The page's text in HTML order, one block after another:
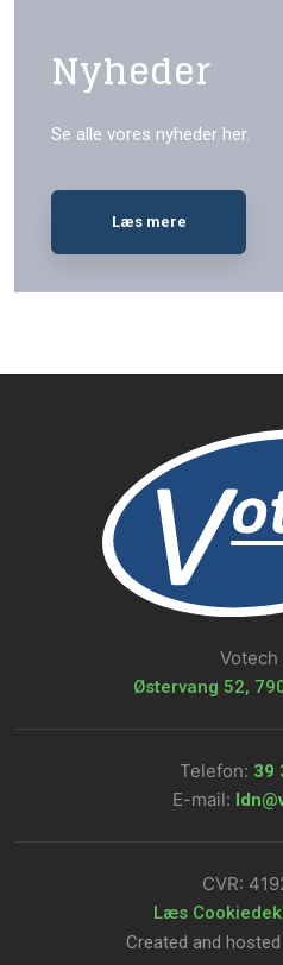
Nyheder
Se alle vores nyheder her.
Læs mere​
Votech
Østervang 52,
Telefon: 39
E-mail:
CVR:
Læs
Created and